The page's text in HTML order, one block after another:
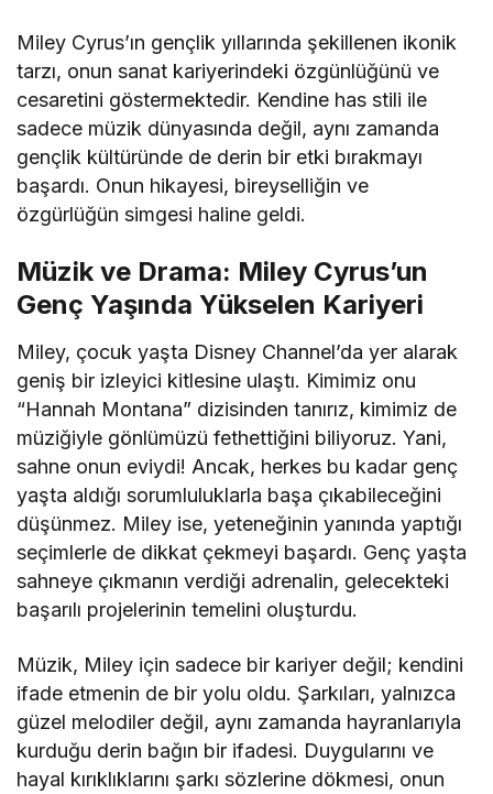
Miley Cyrus’ın gençlik yıllarında şekillenen ikonik
tarzı, onun sanat kariyerindeki özgünlüğünü ve
cesaretini göstermektedir. Kendine has stili ile
sadece müzik dünyasında değil, aynı zamanda
gençlik kültüründe de derin bir etki bırakmayı
başardı. Onun hikayesi, bireyselliğin ve
özgürlüğün simgesi haline geldi.
Müzik ve Drama: Miley Cyrus’un
Genç Yaşında Yükselen Kariyeri
Miley, çocuk yaşta Disney Channel’da yer alarak
geniş bir izleyici kitlesine ulaştı. Kimimiz onu
“Hannah Montana” dizisinden tanırız, kimimiz de
müziğiyle gönlümüzü fethettiğini biliyoruz. Yani,
sahne onun eviydi! Ancak, herkes bu kadar genç
yaşta aldığı sorumluluklarla başa çıkabileceğini
düşünmez. Miley ise, yeteneğinin yanında yaptığı
seçimlerle de dikkat çekmeyi başardı. Genç yaşta
sahneye çıkmanın verdiği adrenalin, gelecekteki
başarılı projelerinin temelini oluşturdu.
Müzik, Miley için sadece bir kariyer değil; kendini
ifade etmenin de bir yolu oldu. Şarkıları, yalnızca
güzel melodiler değil, aynı zamanda hayranlarıyla
kurduğu derin bağın bir ifadesi. Duygularını ve
hayal kırıklıklarını şarkı sözlerine dökmesi, onun